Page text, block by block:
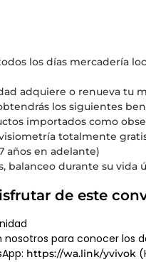
los días mercadería
adquiere o renueva tu
los siguientes
importados como
totalmente
años en adelante)
balanceo durante su vida
de este
para conocer los
https://wa.link/yvivok